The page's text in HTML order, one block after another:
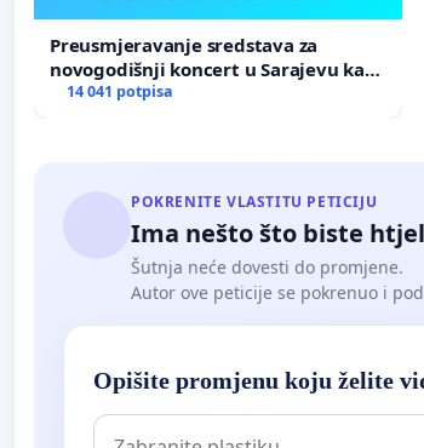
Preusmjeravanje sredstava za
novogodišnji koncert u Sarajevu ka
poplavljenim područjima
14 041 potpisa
POKRENITE VLASTITU PETICIJU
Ima nešto što biste
Šutnja neće dovesti do promjene.
Autor ove peticije se pokrenuo i
Opišite promjenu koju želite